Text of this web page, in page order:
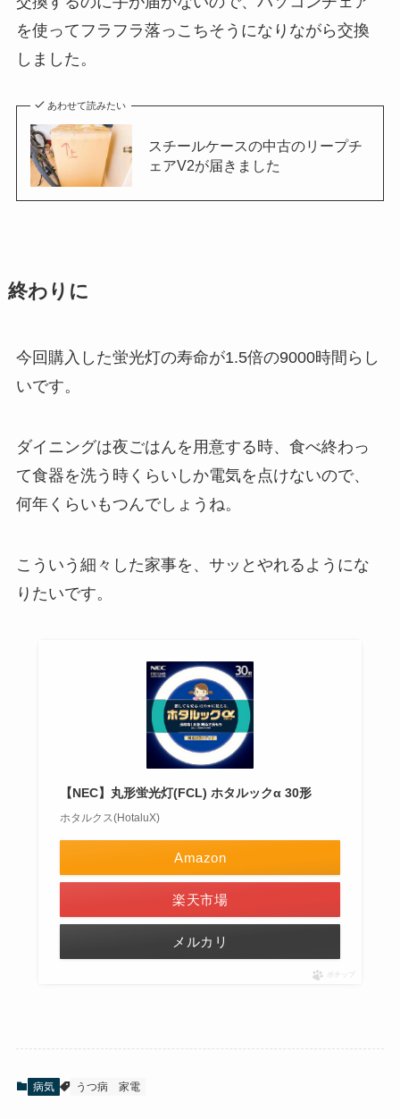
を使ってフラフラ落っこちそうになりながら交換
しました。
あわせて読みたい
スチールケースの中古のリープチ
ェアV2が届きました
終わりに
今回購入した蛍光灯の寿命が1.5倍の9000時間らし
いです。
ダイニングは夜ごはんを用意する時、食べ終わっ
て食器を洗う時くらいしか電気を点けないので、
何年くらいもつんでしょうね。
こういう細々した家事を、サッとやれるようにな
りたいです。
【NEC】丸形蛍光灯(FCL) ホタルックα 30形
ホタルクス(HotaluX)
Amazon
楽天市場
メルカリ
ポチップ
病気 うつ病 家電